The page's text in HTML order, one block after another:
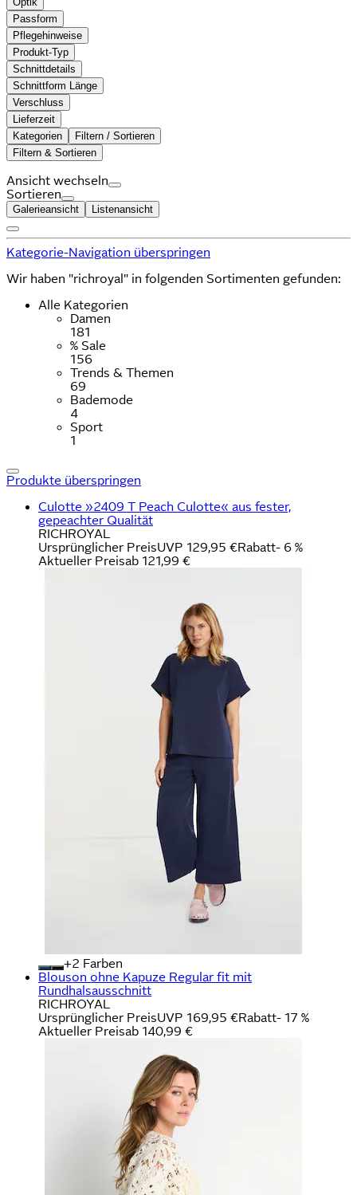
Passform
Pflegehinweise
Produkt-Typ
Schnittdetails
Schnittform Länge
Verschluss
Lieferzeit
Kategorien
Filtern / Sortieren
Filtern & Sortieren
Ansicht wechseln
Sortieren
Galerieansicht Listenansicht
Kategorie-Navigation überspringen
Wir haben "richroyal" in folgenden Sortimenten gefunden:
Alle Kategorien
Damen
181
% Sale
156
Trends & Themen
69
Bademode
4
Sport
1
Produkte überspringen
Culotte »2409 T Peach Culotte« aus fester,
gepeachter Qualität
RICHROYAL
Ursprünglicher PreisUVP 129,95 €Rabatt- 6 %
Aktueller Preisab 121,99 €
+
Farben
Blouson ohne Kapuze Regular fit mit
Rundhalsausschnitt
RICHROYAL
Ursprünglicher PreisUVP 169,95 €Rabatt- 17 %
Aktueller Preisab 140,99 €